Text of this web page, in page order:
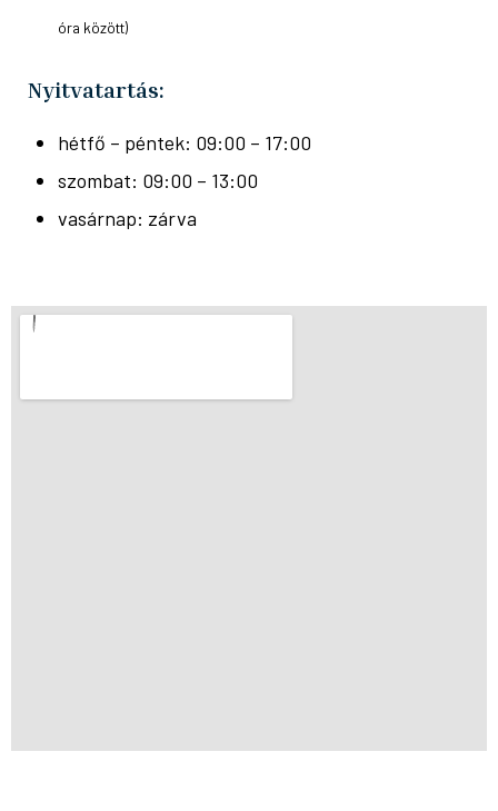
óra között)
Nyitvatartás:
hétfő – péntek: 09:00 – 17:00
szombat: 09:00 – 13:00
vasárnap: zárva